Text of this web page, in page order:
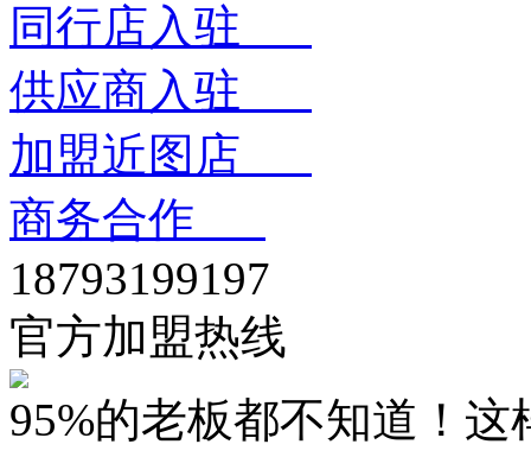
同行店入驻
供应商入驻
加盟近图店
商务合作
18793199197
官方加盟热线
95%的老板都不知道！